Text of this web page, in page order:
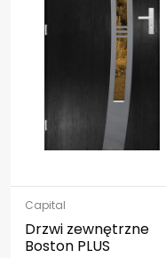
Capital
Drzwi zewnętrzne
Boston PLUS